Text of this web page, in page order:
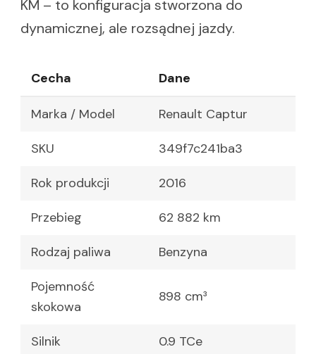
KM – to konfiguracja stworzona do
dynamicznej, ale rozsądnej jazdy.
Cecha Dane
Marka / Model Renault Captur
SKU 349f7c241ba3
Rok produkcji 2016
Przebieg 62 882 km
Rodzaj paliwa Benzyna
Pojemność
skokowa
898 cm³
Silnik 0.9 TCe